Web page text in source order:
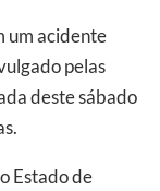
um acidente
pelas
deste sábado
Estado de